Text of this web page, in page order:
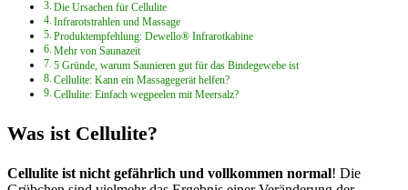
Die Ursachen für Cellulite
Infrarotstrahlen und Massage
Produktempfehlung: Dewello® Infrarotkabine
Mehr von Saunazeit
5 Gründe, warum Saunieren gut für das Bindegewebe ist
Cellulite: Kann ein Massagegerät helfen?
Cellulite: Einfach wegpeelen mit Meersalz?
Was ist Cellulite?
Cellulite ist nicht gefährlich und vollkommen normal! Die